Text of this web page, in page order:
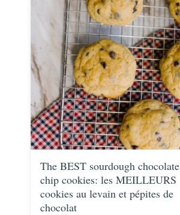
The BEST sourdough chocolate
chip cookies: les MEILLEURS
cookies au levain et pépites de
chocolat